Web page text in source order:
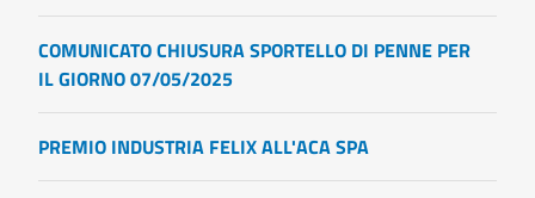
COMUNICATO CHIUSURA SPORTELLO DI PENNE PER
IL GIORNO 07/05/2025
PREMIO INDUSTRIA FELIX ALL'ACA SPA